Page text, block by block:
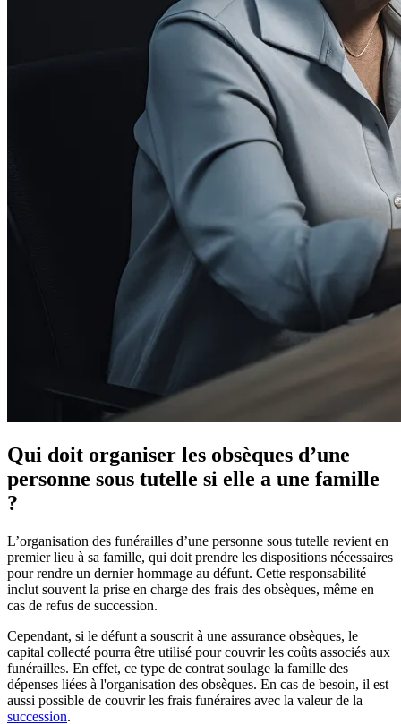
Qui doit organiser les obsèques d’une
personne sous tutelle si elle a une famille
?
L’organisation des funérailles d’une personne sous tutelle revient en
premier lieu à sa famille, qui doit prendre les dispositions nécessaires
pour rendre un dernier hommage au défunt. Cette responsabilité
inclut souvent la prise en charge des frais des obsèques, même en
cas de refus de succession.
Cependant, si le défunt a souscrit à une assurance obsèques, le
capital collecté pourra être utilisé pour couvrir les coûts associés aux
funérailles. En effet, ce type de contrat soulage la famille des
dépenses liées à l'organisation des obsèques. En cas de besoin, il est
aussi possible de couvrir les frais funéraires avec la valeur de la
succession.